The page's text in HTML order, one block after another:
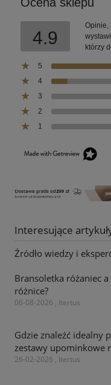
4.9
Opinie,
którzy
5
4
3
2
1
Interesujące
Źródło wiedzy i
Bransoletka różaniec
różnice?
06-08-2026 , Itertus
Gdzie znaleźć idealny
zestawy upominkowe
26-02-2026 , Itertus